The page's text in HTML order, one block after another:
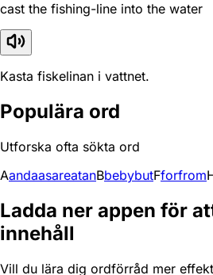
cast the fishing-line into the water
Kasta fiskelinan i vattnet.
Populära ord
Utforska ofta sökta ord
AandaasareatanBbebybutFforfrom
Ladda ner appen för
innehåll
Vill du lära dig ordförråd mer